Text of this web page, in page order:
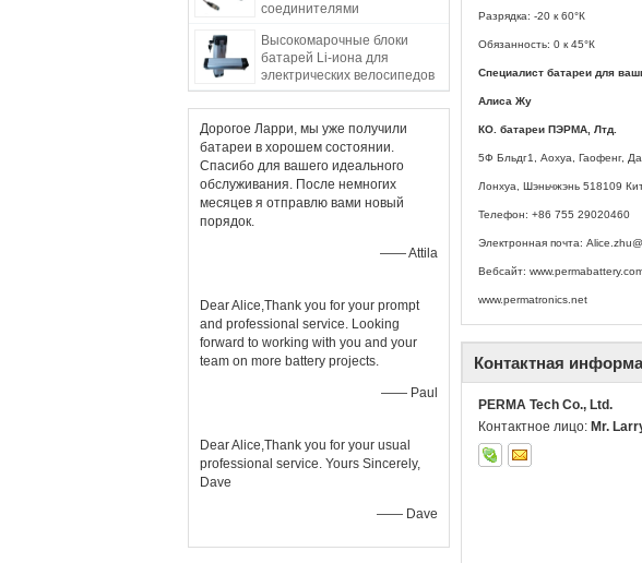
соединителями
Высокомарочные блоки
батарей Li-иона для
электрических велосипедов
Дорогое Ларри, мы уже получили
батареи в хорошем состоянии.
Спасибо для вашего идеального
обслуживания. После немногих
месяцев я отправлю вами новый
порядок.
—— Attila
Dear Alice,Thank you for your prompt
and professional service. Looking
forward to working with you and your
team on more battery projects.
—— Paul
Dear Alice,Thank you for your usual
professional service. Yours Sincerely,
Dave
—— Dave
Разрядка: -20 к 60°К
Обязанность: 0 к 45°К
Специалист батареи для
Алиса Жу
КО. батареи ПЭРМА, Лтд.
5Ф Бльдг1, Аохуа, Гаофенг,
Лонхуа, Шэньчжэнь 518109
Телефон: +86 755 29020460
Электронная почта:
Вебсайт:
www.permatronics.net
Контактная
PERMA Tech Co., Ltd.
Контактное лицо: Mr.